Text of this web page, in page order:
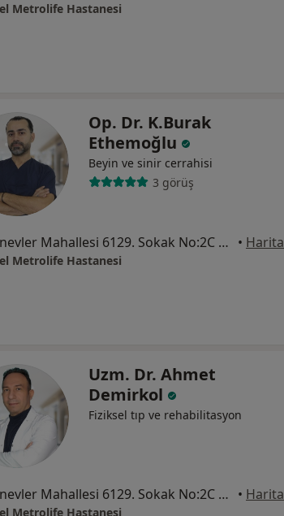
Metrolife Hastanesi
Op. Dr. K.Burak
Ethemoğlu
Beyin ve sinir cerrahisi
3 görüş
Şenevler Mahallesi 6129. Sokak No:2C Karaköprü, Şanlıurfa • Harita
Metrolife Hastanesi
Uzm. Dr. Ahmet
Demirkol
Fiziksel tıp ve rehabilitasyon
Şenevler Mahallesi 6129. Sokak No:2C Karaköprü, Şanlıurfa • Harita
Metrolife Hastanesi